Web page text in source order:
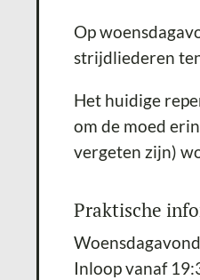
Op
strijdliederen
Het huidige
om de moed
vergeten zijn)
Praktische
Inloop vanaf